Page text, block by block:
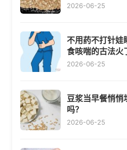
2026-06-25
不用药不打针娃
食咳喘的古法火
2026-06-25
豆浆当早餐悄
吗？
2026-06-25